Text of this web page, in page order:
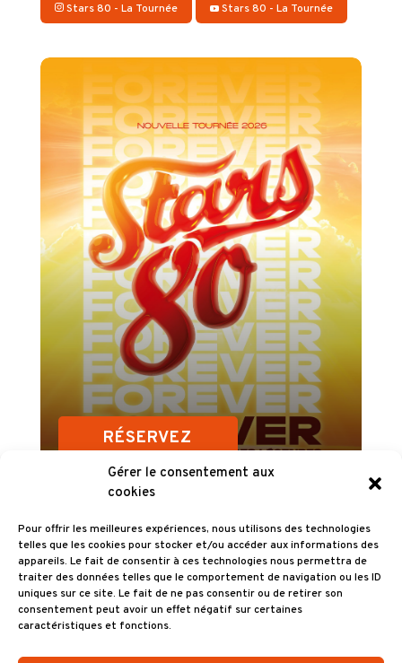
Gérer le consentement aux
cookies
Pour offrir les meilleures expériences, nous utilisons des technologies
telles que les cookies pour stocker et/ou accéder aux informations des
appareils. Le fait de consentir à ces technologies nous permettra de
traiter des données telles que le comportement de navigation ou les ID
uniques sur ce site. Le fait de ne pas consentir ou de retirer son
consentement peut avoir un effet négatif sur certaines
caractéristiques et fonctions.
Stars 80 - La Tournée Stars 80 - La Tournée
► Infos et réservations CE et PSH /
PMR :
02 98 47 94 54 (Diogène Productions)
► Prévente Ticketmaster : mercredi
RÉSERVEZ